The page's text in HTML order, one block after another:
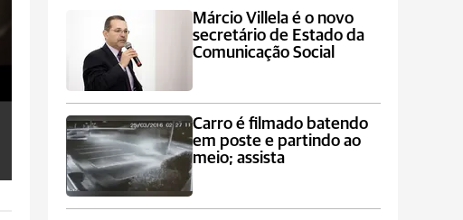
Márcio Villela é o novo
secretário de Estado da
Comunicação Social
Carro é filmado batendo
em poste e partindo ao
meio; assista